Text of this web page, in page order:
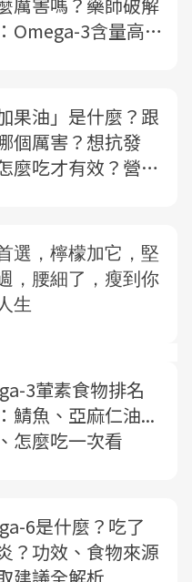
Omega-3含量高
果油」是什麼？跟
個厲害？想抗發
麼吃才有效？營養
3葷素食物排名
鯖魚、亞麻仁油...
怎麼吃一次看
6是什麼？吃了
？功效、食物來源
建議全解析